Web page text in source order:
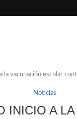
la vacunación escolar
Noticias
INICIO A